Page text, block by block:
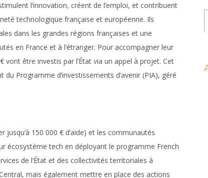
l’innovation, créent de l’emploi, et contribuent
technologique française et européenne. Ils
dans les grandes régions françaises et une
en France et à l’étranger. Pour accompagner leur
vont être investis par l’État via un appel à projet. Cet
Programme d’investissements d’avenir (PIA), géré
150 000 € d’aide) et les communautés
écosystème tech en déployant le programme French
de l’État et des collectivités territoriales à
mais également mettre en place des actions